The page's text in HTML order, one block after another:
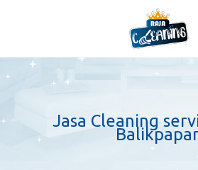
Jasa Cleaning